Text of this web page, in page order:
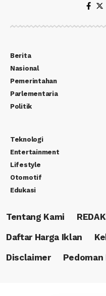
Berita
Nasional
Pemerintahan
Parlementaria
Politik
Teknologi
Entertainment
Lifestyle
Otomotif
Edukasi
Tentang Kami
Daftar Harga Iklan
Disclaimer
Pedoman